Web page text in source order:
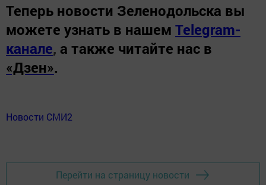
Теперь новости Зеленодольска вы
можете узнать в нашем Telegram-
канале, а также читайте нас в
«Дзен».
Новости СМИ2
Перейти на страницу новости